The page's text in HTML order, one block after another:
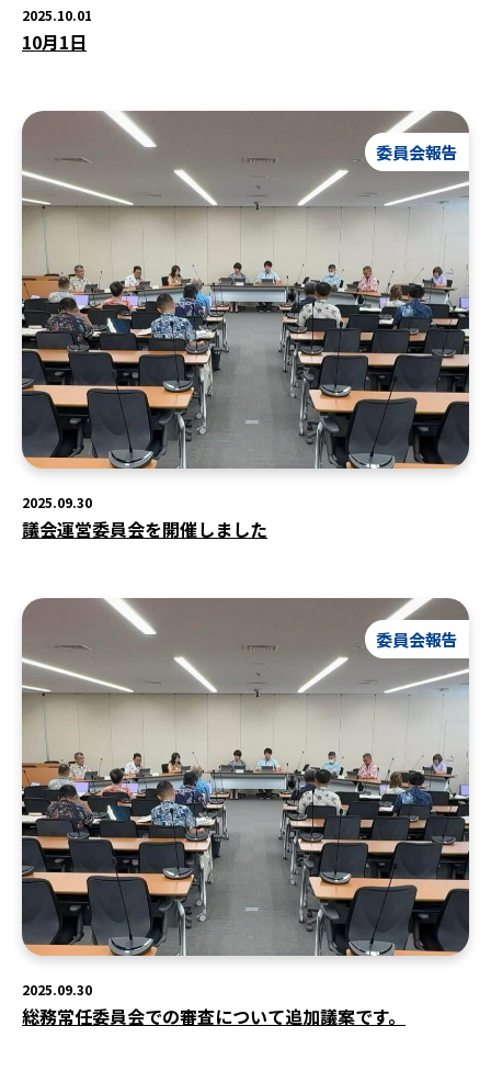
2025.10.01
10月1日
委員会報告
2025.09.30
議会運営委員会を開催しました
委員会報告
2025.09.30
総務常任委員会での審査について追加議案です。